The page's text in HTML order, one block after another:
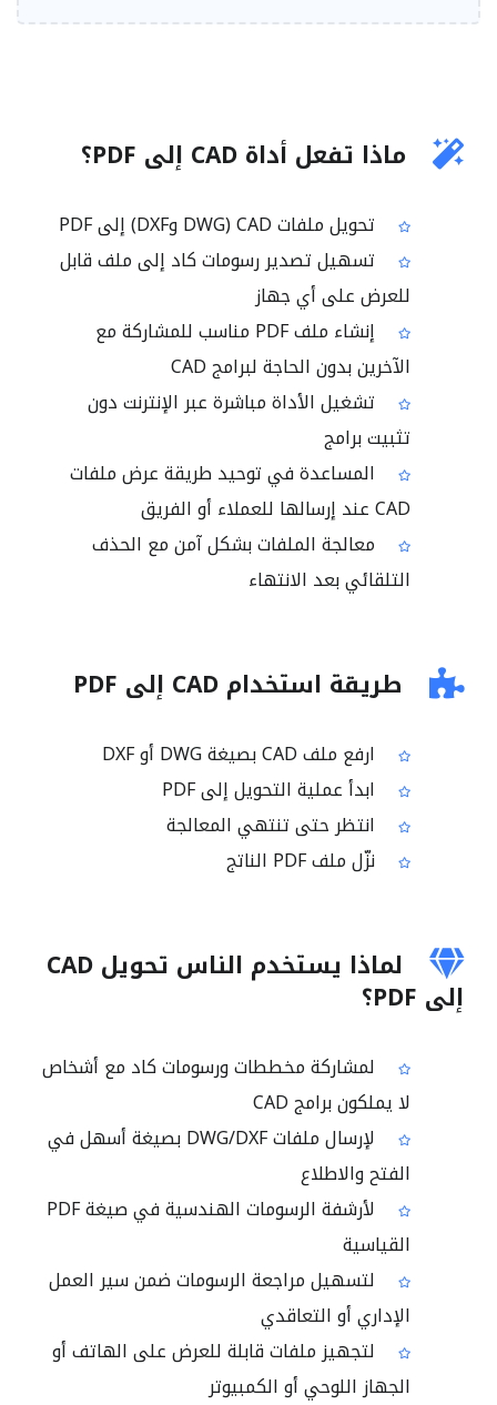
ماذا تفعل أداة CAD إلى PDF؟
تحويل ملفات CAD (DWG وDXF) إلى PDF
تسهيل تصدير رسومات كاد إلى ملف قابل
للعرض على أي جهاز
إنشاء ملف PDF مناسب للمشاركة مع
الآخرين بدون الحاجة لبرامج CAD
تشغيل الأداة مباشرة عبر الإنترنت دون
تثبيت برامج
المساعدة في توحيد طريقة عرض ملفات
CAD عند إرسالها للعملاء أو الفريق
معالجة الملفات بشكل آمن مع الحذف
التلقائي بعد الانتهاء
طريقة استخدام CAD إلى PDF
ارفع ملف CAD بصيغة DWG أو DXF
ابدأ عملية التحويل إلى PDF
انتظر حتى تنتهي المعالجة
نزّل ملف PDF الناتج
لماذا يستخدم الناس تحويل CAD
إلى PDF؟
لمشاركة مخططات ورسومات كاد مع أشخاص
لا يملكون برامج CAD
لإرسال ملفات DWG/DXF بصيغة أسهل في
الفتح والاطلاع
لأرشفة الرسومات الهندسية في صيغة PDF
القياسية
لتسهيل مراجعة الرسومات ضمن سير العمل
الإداري أو التعاقدي
لتجهيز ملفات قابلة للعرض على الهاتف أو
الجهاز اللوحي أو الكمبيوتر